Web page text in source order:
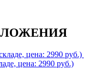
цена: 2990 руб.)